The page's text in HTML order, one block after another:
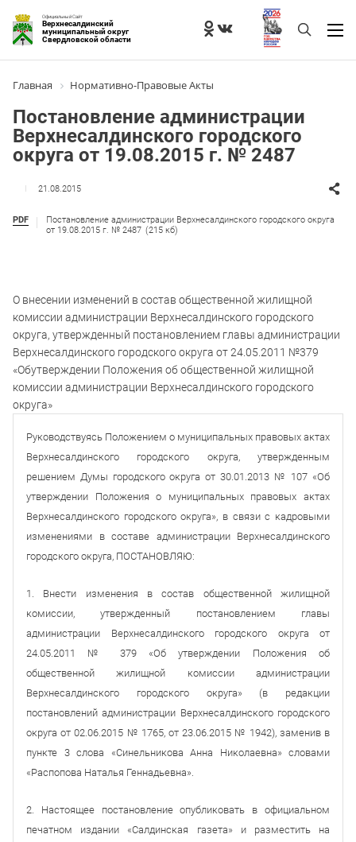
Официальный Сайт
Верхнесалдинский
муниципальный округ
Свердловской области
Главная Нормативно-Правовые Акты
Постановление администрации
Верхнесалдинского городского
округа от 19.08.2015 г. № 2487
21.08.2015
PDF
Постановление администрации Верхнесалдинского городского округа
от 19.08.2015 г. № 2487 (215 кб)
О внесении изменений в состав общественной жилищной
комиссии администрации Верхнесалдинского городского
округа, утвержденный постановлением главы администрации
Верхнесалдинского городского округа от 24.05.2011 №379
«Обутверждении Положения об общественной жилищной
комиссии администрации Верхнесалдинского городского
округа»
Руководствуясь Положением о муниципальных правовых актах
Верхнесалдинского городского округа, утвержденным
решением Думы городского округа от 30.01.2013 № 107 «Об
утверждении Положения о муниципальных правовых актах
Верхнесалдинского городского округа», в связи с кадровыми
изменениями в составе администрации Верхнесалдинского
городского округа, ПОСТАНОВЛЯЮ:
1. Внести изменения в состав общественной жилищной
комиссии, утвержденный постановлением главы
администрации Верхнесалдинского городского округа от
24.05.2011 № 379 «Об утверждении Положения об
общественной жилищной комиссии администрации
Верхнесалдинского городского округа» (в редакции
постановлений администрации Верхнесалдинского городского
округа от 02.06.2015 № 1765, от 23.06.2015 № 1942), заменив в
пункте 3 слова «Синельникова Анна Николаевна» словами
«Распопова Наталья Геннадьевна».
2. Настоящее постановление опубликовать в официальном
печатном издании «Салдинская газета» и разместить на